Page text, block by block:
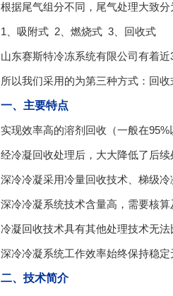
根据尾气组分不同，尾气处理大致分
1、吸附式 2、燃烧式 3、回收式
山东赛斯特冷冻系统有限公司有着
所以我们采用的为第三种方式：回收
一、主要特点
实现效率高的溶剂回收（一般在95%
经冷凝回收处理后，大大降低了后
深冷冷凝采用冷量回收技术、梯级
深冷冷凝系统技术含量高，需要核
冷凝回收技术具有其他处理技术无
深冷冷凝系统工作效率始终保持稳
二、技术简介